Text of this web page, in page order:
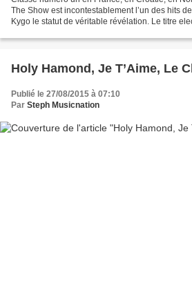
The Show est incontestablement l’un des hits
Kygo le statut de véritable révélation. Le titre
Holy Hamond, Je T’Aime, Le
Publié le 27/08/2015 à 07:10
Par Steph Musicnation